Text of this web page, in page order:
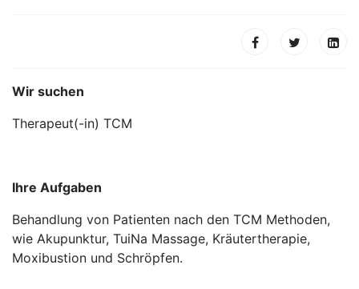
Wir suchen
Therapeut(-in) TCM
Ihre Aufgaben
Behandlung von Patienten nach den TCM Methoden,
wie Akupunktur, TuiNa Massage, Kräutertherapie,
Moxibustion und Schröpfen.